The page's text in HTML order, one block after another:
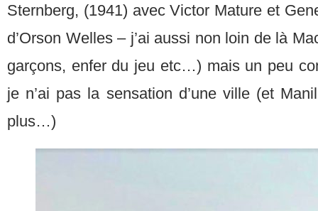
Sternberg, (1941) avec Victor Mature et
d’Orson Welles – j’ai aussi non loin de là
garçons, enfer du jeu etc…) mais un peu
je n’ai pas la sensation d’une ville (et
plus…)